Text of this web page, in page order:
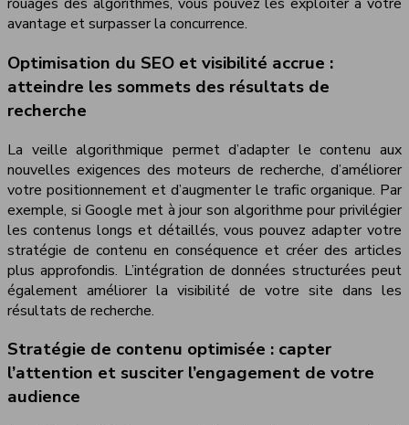
avantage et surpasser la concurrence.
Optimisation du SEO et visibilité accrue :
atteindre les sommets des résultats de
recherche
La veille algorithmique permet d’adapter le contenu aux
nouvelles exigences des moteurs de recherche, d’améliorer
votre positionnement et d’augmenter le trafic organique. Par
exemple, si Google met à jour son algorithme pour privilégier
les contenus longs et détaillés, vous pouvez adapter votre
stratégie de contenu en conséquence et créer des articles
plus approfondis. L’intégration de données structurées peut
également améliorer la visibilité de votre site dans les
résultats de recherche.
Stratégie de contenu optimisée : capter
l’attention et susciter l’engagement de votre
audience